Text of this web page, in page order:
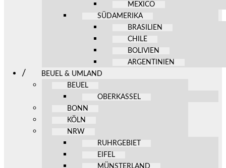
MEXICO
SÜDAMERIKA
BRASILIEN
CHILE
BOLIVIEN
ARGENTINIEN
BEUEL & UMLAND
BEUEL
OBERKASSEL
BONN
KÖLN
NRW
RUHRGEBIET
EIFEL
MÜNSTERLAND